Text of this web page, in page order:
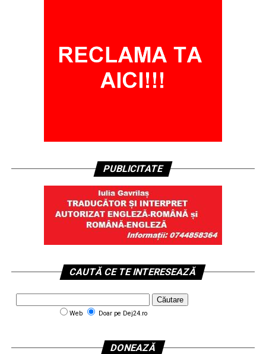
PUBLICITATE
CAUTĂ CE TE INTERESEAZĂ
Web Doar pe Dej24.ro
DONEAZĂ